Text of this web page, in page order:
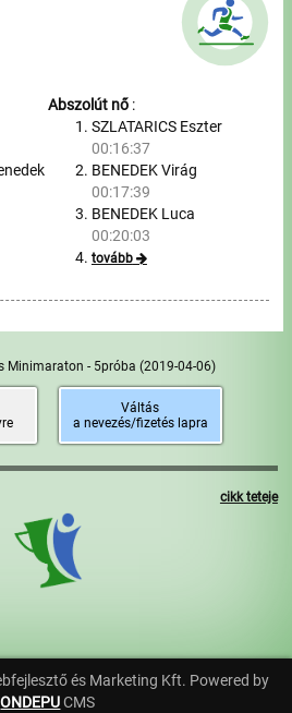
Abszolút nő:
SZLATARICS Eszter
00:16:37
BENEDEK Virág
00:17:39
BENEDEK Luca
00:20:03
tovább
Minimaraton - 5próba (2019-04-06)
Váltás
a nevezés/fizetés lapra
cikk teteje
és Marketing Kft. Powered by
ONDEPUCMS